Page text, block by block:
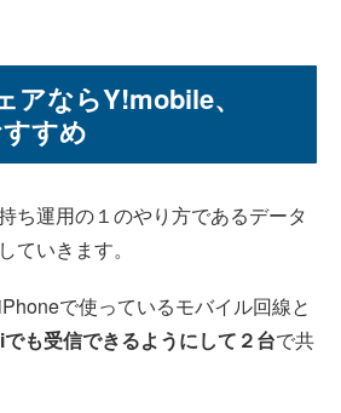
アならY!mobile、
すめ
ち運用の１のやり方であるデータ
ていきます。
で使っているモバイル回線と
も受信できるようにして２台で共